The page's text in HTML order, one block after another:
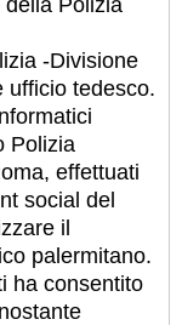
-Divisione
ufficio tedesco.
Polizia
effettuati
social del
il
palermitano.
ha consentito